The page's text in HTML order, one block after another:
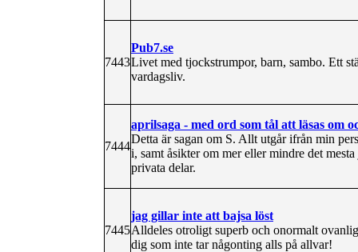
7443
Pub7.se
Livet med tjockstrumpor, barn, sambo. Ett
vardagsliv.
7444
aprilsaga - med ord som tål att läsas om
Detta är sagan om S. Allt utgår ifrån min
i, samt åsikter om mer eller mindre det
privata delar.
7445
jag gillar inte att bajsa löst
Alldeles otroligt superb och onormalt
dig som inte tar någonting alls på allvar!